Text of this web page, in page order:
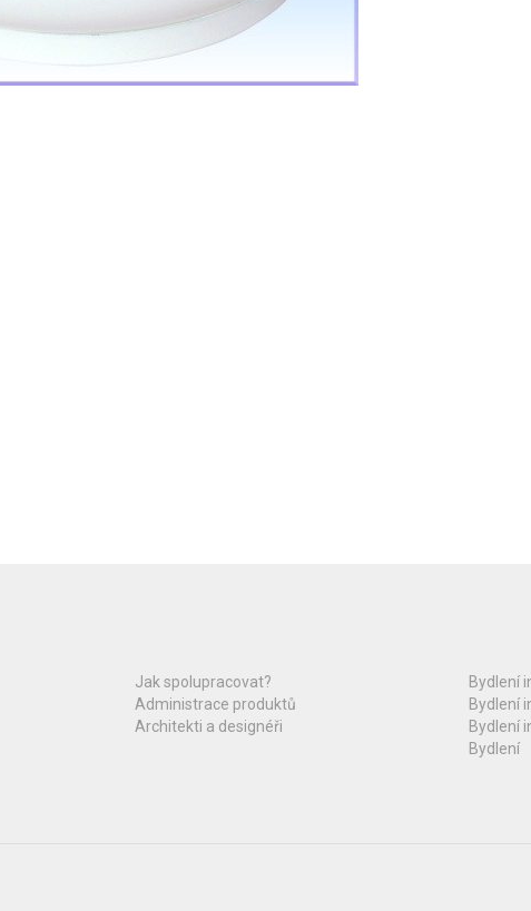
Jak spolupracovat?
Administrace produktů
Architekti a designéři
Bydlení
Bydlení
Bydlení
Bydlení